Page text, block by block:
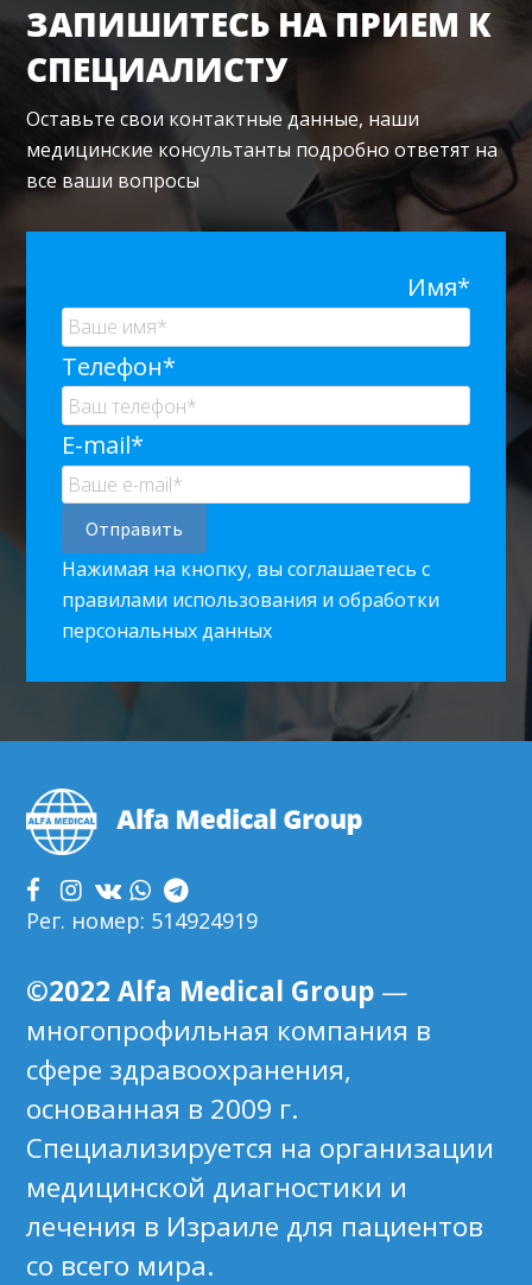
ЗАПИШИТЕСЬ НА ПРИЕМ К
СПЕЦИАЛИСТУ
Оставьте свои контактные данные, наши
медицинские консультанты подробно ответят на
все ваши вопросы
Имя*
Телефон*
E-mail*
Нажимая на кнопку, вы соглашаетесь с
правилами использования и обработки
персональных данных
Footer
Рег. номер: 514924919
©2022 Alfa Medical Group —
многопрофильная компания в
сфере здравоохранения,
основанная в 2009 г.
Специализируется на организации
медицинской диагностики и
лечения в Израиле для пациентов
со всего мира.